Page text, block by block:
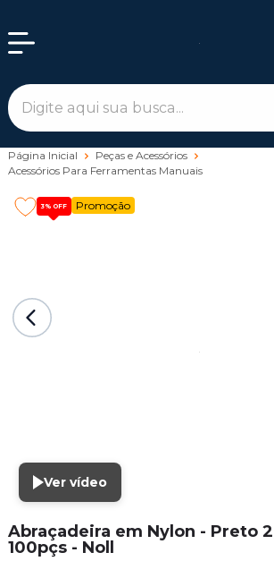
Página Inicial
Peças e Acessórios
Acessórios Para Ferramentas Manuais
3% OFF Promoção
Ver vídeo
Abraçadeira em Nylon - Preto
100pçs - Noll